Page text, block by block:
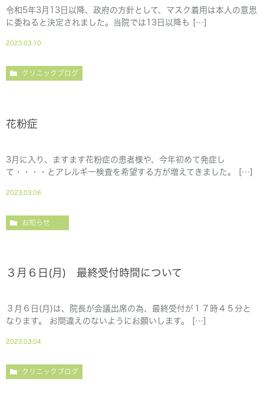
令和5年3月13日以降、政府の方針として、マスク着用は本人の意思
に委ねると決定されました。当院では13日以降も […]
2023.03.10
クリニックブログ
花粉症
3月に入り、ますます花粉症の患者様や、今年初めて発症し
て・・・・とアレルギー検査を希望する方が増えてきました。 […]
2023.03.06
お知らせ
３月６日(月) 最終受付時間について
３月６日(月)は、院長が会議出席の為、最終受付が１７時４５分と
なります。 お間違えのないようにお願いします。 […]
2023.03.04
クリニックブログ